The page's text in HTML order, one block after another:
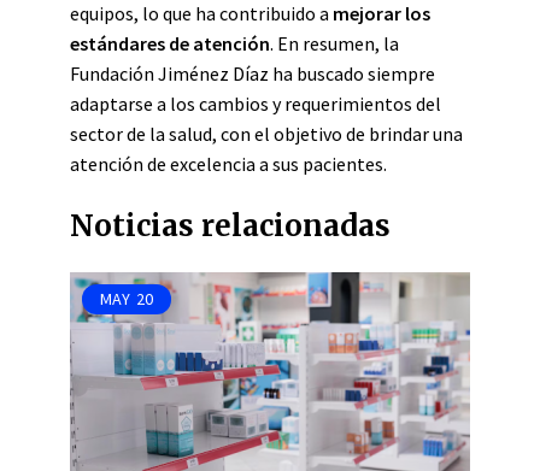
equipos, lo que ha contribuido a mejorar los
estándares de atención. En resumen, la
Fundación Jiménez Díaz ha buscado siempre
adaptarse a los cambios y requerimientos del
sector de la salud, con el objetivo de brindar una
atención de excelencia a sus pacientes.
Noticias relacionadas
MAY 20